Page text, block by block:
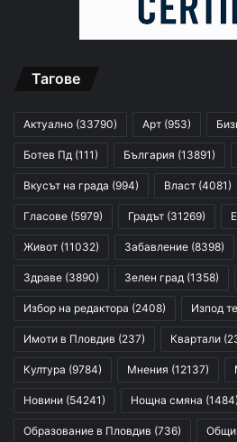
Тагове
Актуално (33790) Арт (953)
Ботев Пд (111) България (13891)
Вкусът на града (994) Власт (4081)
Гласове (5979) Градът (31269)
Живот (11032) Забавление (8398)
Здраве (3890) Зелен град (1358)
Избор на редактора (2408) Изпод
Имоти в Пловдив (237) Квартали
Култура (9784) Мнения (12137)
Новини (54241) Нощна смяна (1484)
Образование в Пловдив (736)